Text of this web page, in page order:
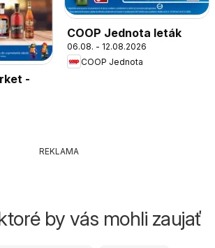
-
COOP Jednota leták
06.08. - 12.08.2026
COOP Jednota
REKLAMA
by vás mohli zaujať